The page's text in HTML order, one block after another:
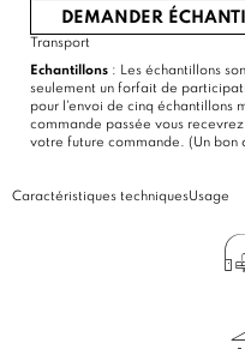
DEMANDER
Transport
Echantillons : Les échantillons
seulement un forfait de
pour l'envoi de cinq échantillons
commande passée vous
votre future commande. (Un bon
Caractéristiques techniquesUsage